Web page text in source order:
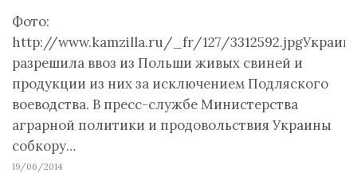
Фото:
http://www.kamzilla.ru/_fr/127/
разрешила ввоз из Польши живых свиней и
продукции из них за исключением Подляского
воеводства. В пресс-службе Министерства
аграрной политики и продовольствия Украины
собкору…
19/06/2014